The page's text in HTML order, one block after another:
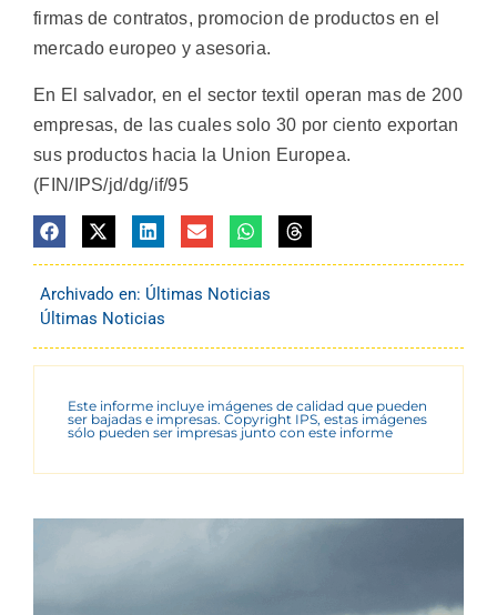
firmas de contratos, promocion de productos en el
mercado europeo y asesoria.
En El salvador, en el sector textil operan mas de 200
empresas, de las cuales solo 30 por ciento exportan
sus productos hacia la Union Europea.
(FIN/IPS/jd/dg/if/95
Archivado en: Últimas Noticias
Últimas Noticias
Este informe incluye imágenes de calidad que pueden
ser bajadas e impresas. Copyright IPS, estas imágenes
sólo pueden ser impresas junto con este informe